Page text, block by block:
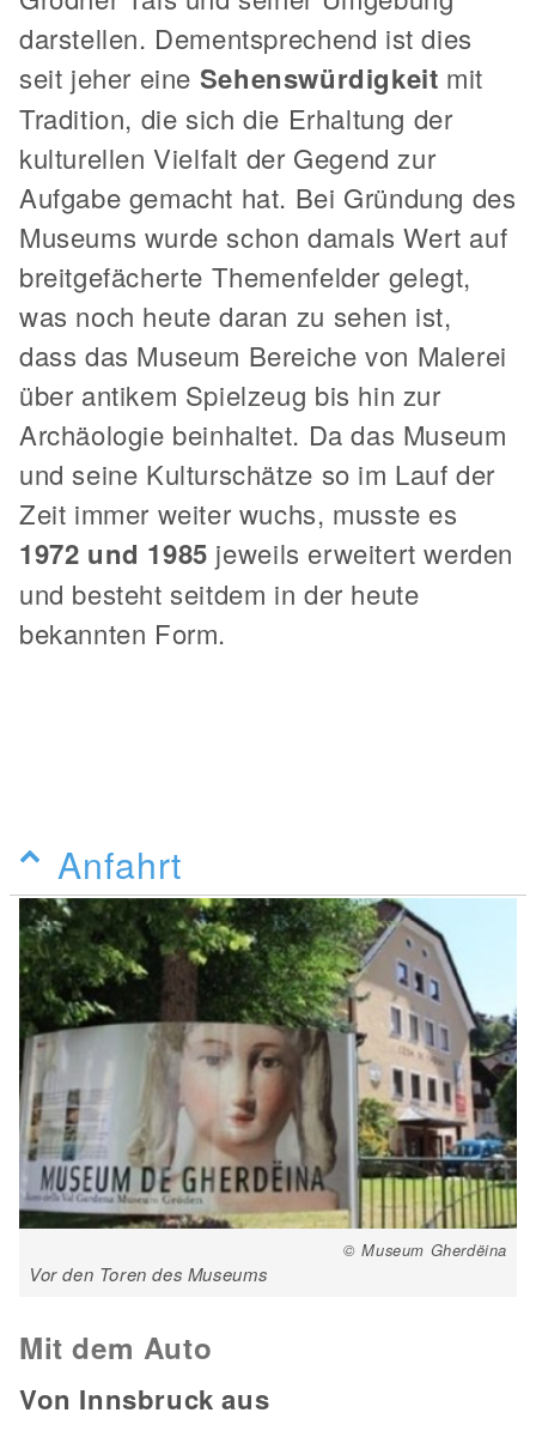
darstellen. Dementsprechend ist dies
seit jeher eine Sehenswürdigkeit mit
Tradition, die sich die Erhaltung der
kulturellen Vielfalt der Gegend zur
Aufgabe gemacht hat. Bei Gründung des
Museums wurde schon damals Wert auf
breitgefächerte Themenfelder gelegt,
was noch heute daran zu sehen ist,
dass das Museum Bereiche von Malerei
über antikem Spielzeug bis hin zur
Archäologie beinhaltet. Da das Museum
und seine Kulturschätze so im Lauf der
Zeit immer weiter wuchs, musste es
1972 und 1985 jeweils erweitert werden
und besteht seitdem in der heute
bekannten Form.
Anfahrt
© Museum Gherdëina
Vor den Toren des Museums
Mit dem Auto
Von Innsbruck aus